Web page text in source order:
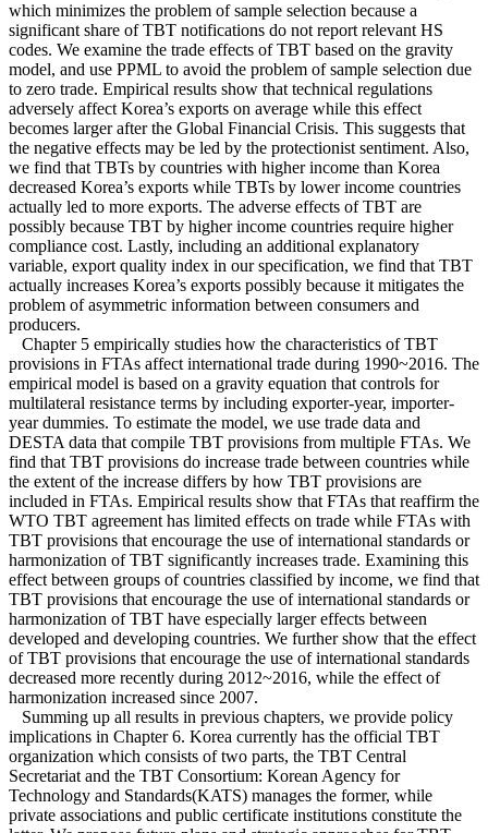
which minimizes the problem of sample selection because a
significant share of TBT notifications do not report relevant HS
codes. We examine the trade effects of TBT based on the gravity
model, and use PPML to avoid the problem of sample selection due
to zero trade. Empirical results show that technical regulations
adversely affect Korea’s exports on average while this effect
becomes larger after the Global Financial Crisis. This suggests that
the negative effects may be led by the protectionist sentiment. Also,
we find that TBTs by countries with higher income than Korea
decreased Korea’s exports while TBTs by lower income countries
actually led to more exports. The adverse effects of TBT are
possibly because TBT by higher income countries require higher
compliance cost. Lastly, including an additional explanatory
variable, export quality index in our specification, we find that TBT
actually increases Korea’s exports possibly because it mitigates the
problem of asymmetric information between consumers and
producers.
Chapter 5 empirically studies how the characteristics of TBT
provisions in FTAs affect international trade during 1990~2016. The
empirical model is based on a gravity equation that controls for
multilateral resistance terms by including exporter-year, importer-
year dummies. To estimate the model, we use trade data and
DESTA data that compile TBT provisions from multiple FTAs. We
find that TBT provisions do increase trade between countries while
the extent of the increase differs by how TBT provisions are
included in FTAs. Empirical results show that FTAs that reaffirm the
WTO TBT agreement has limited effects on trade while FTAs with
TBT provisions that encourage the use of international standards or
harmonization of TBT significantly increases trade. Examining this
effect between groups of countries classified by income, we find that
TBT provisions that encourage the use of international standards or
harmonization of TBT have especially larger effects between
developed and developing countries. We further show that the effect
of TBT provisions that encourage the use of international standards
decreased more recently during 2012~2016, while the effect of
harmonization increased since 2007.
Summing up all results in previous chapters, we provide policy
implications in Chapter 6. Korea currently has the official TBT
organization which consists of two parts, the TBT Central
Secretariat and the TBT Consortium: Korean Agency for
Technology and Standards(KATS) manages the former, while
private associations and public certificate institutions constitute the